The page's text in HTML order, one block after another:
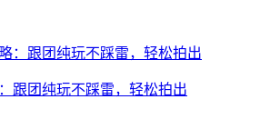
跟团纯玩不踩雷，轻松拍出